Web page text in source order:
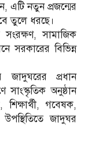
এটি নতুন প্রজন্মের
তুলে ধরছে।
সংরক্ষণ, সামাজিক
সরকারের বিভিন্ন
প্রধান
সাংস্কৃতিক অনুষ্ঠান
গবেষক,
উপস্থিতিতে জাদুঘর